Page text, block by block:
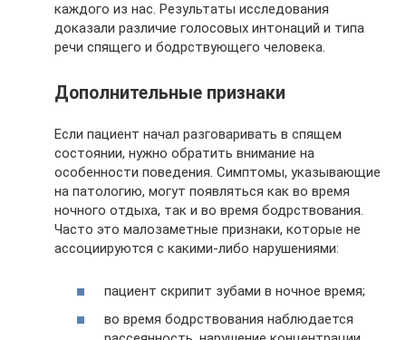
каждого из нас. Результаты исследования
доказали различие голосовых интонаций и типа
речи спящего и бодрствующего человека.
Дополнительные признаки
Если пациент начал разговаривать в спящем
состоянии, нужно обратить внимание на
особенности поведения. Симптомы, указывающие
на патологию, могут появляться как во время
ночного отдыха, так и во время бодрствования.
Часто это малозаметные признаки, которые не
ассоциируются с какими-либо нарушениями:
пациент скрипит зубами в ночное время;
во время бодрствования наблюдается